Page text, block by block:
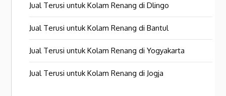
Jual Terusi untuk Kolam Renang di Dlingo
Jual Terusi untuk Kolam Renang di Bantul
Jual Terusi untuk Kolam Renang di Yogyakarta
Jual Terusi untuk Kolam Renang di Jogja